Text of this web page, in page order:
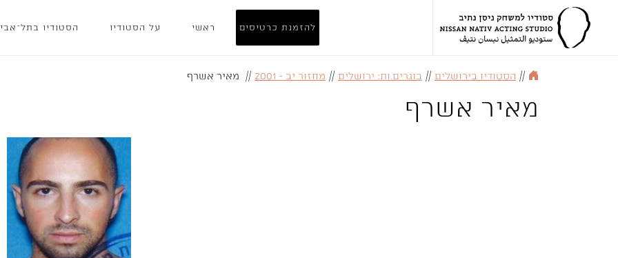
להזמנת כרטיסים ראשי על הסטודיו הסטודיו
// הסטודיו בירושלים // בוגרים.ות: ירושלים // מחזור יב - 2001 // מאיר אשרף
מאיר אשרף